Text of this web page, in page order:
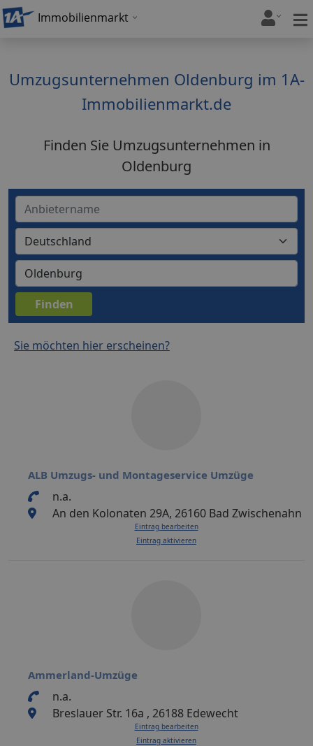
Immobilienmarkt
Umzugsunternehmen Oldenburg im 1A-
Immobilienmarkt.de
Finden Sie Umzugsunternehmen in
Oldenburg
Sie möchten hier erscheinen?
ALB Umzugs- und Montageservice Umzüge
n.a.
An den Kolonaten 29A, 26160 Bad Zwischenahn
Eintrag bearbeiten
Eintrag aktivieren
Ammerland-Umzüge
n.a.
Breslauer Str. 16a , 26188 Edewecht
Eintrag bearbeiten
Eintrag aktivieren